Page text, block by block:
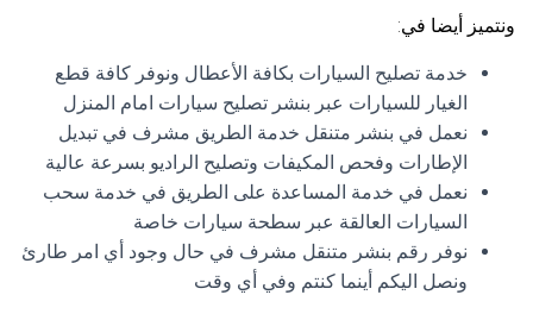
ونتميز أيضا في:
خدمة تصليح السيارات بكافة الأعطال ونوفر كافة قطع
الغيار للسيارات عبر بنشر تصليح سيارات امام المنزل
نعمل في بنشر متنقل خدمة الطريق مشرف في تبديل
الإطارات وفحص المكيفات وتصليح الراديو بسرعة عالية
نعمل في خدمة المساعدة على الطريق في خدمة سحب
السيارات العالقة عبر سطحة سيارات خاصة
نوفر رقم بنشر متنقل مشرف في حال وجود أي امر طارئ
ونصل اليكم أينما كنتم وفي أي وقت